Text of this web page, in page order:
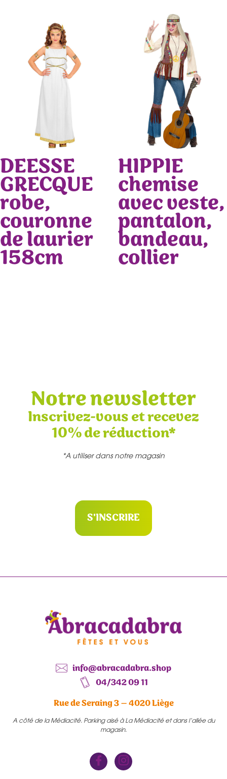
DEESSE
GRECQUE
robe,
couronne
de laurier
158cm
HIPPIE
chemise
avec veste,
pantalon,
bandeau,
collier
Notre newsletter
Inscrivez-vous et recevez
10% de réduction*
*A utiliser dans notre magasin
S'INSCRIRE
info@abracadabra.shop
04/342 09 11
Rue de Seraing 3 – 4020 Liège
A côté de la Médiacité. Parking aisé à La Médiacité et dans l’allée du
magasin.